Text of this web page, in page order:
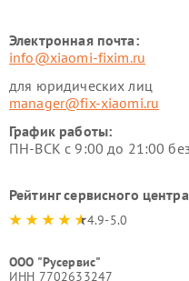
Электронная почта:
info@xiaomi-fixim.ru
для юридических лиц
manager@fix-xiaomi.ru
График работы:
ПН-ВСК с 9:00 до 21:00
Рейтинг сервисного центра
4.9-5.0
ООО "Русервис"
ИНН 7702633247